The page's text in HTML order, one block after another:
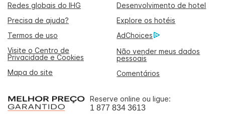
Redes globais do IHG
Desenvolvimento de hotel
Precisa de ajuda?
Explore os hotéis
Termos de uso
AdChoices
Visite o Centro de
Privacidade e Cookies
Não vender meus dados
pessoais
Mapa do site
Comentários
Reserve online ou ligue:
1 877 834 3613